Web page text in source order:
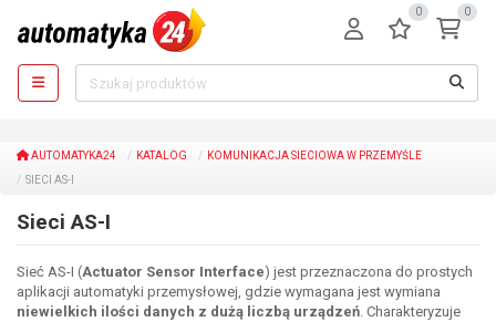
0 0
AUTOMATYKA24 KATALOG
KOMUNIKACJA SIECIOWA W PRZEMYŚLE
SIECI AS-I
Sieci AS-I
Sieć AS-I (Actuator Sensor Interface) jest przeznaczona do prostych
aplikacji automatyki przemysłowej, gdzie wymagana jest wymiana
niewielkich ilości danych z dużą liczbą urządzeń. Charakteryzuje